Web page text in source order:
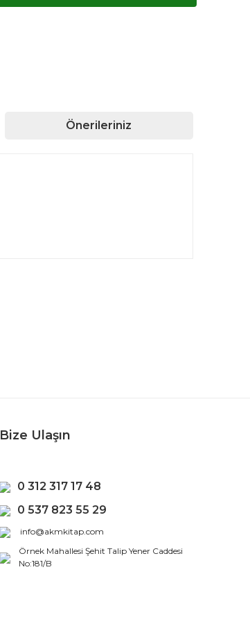
Önerileriniz
Bize Ulaşın
0 312 317 17 48
0 537 823 55 29
info@akmkitap.com
Örnek Mahallesi Şehit Talip Yener Caddesi
No:181/B